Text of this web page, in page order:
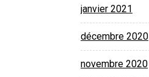
janvier 2021
décembre 2020
novembre 2020